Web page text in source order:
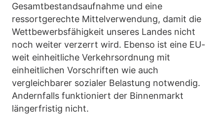
Gesamtbestandsaufnahme und eine
ressortgerechte Mittelverwendung, damit die
Wettbewerbsfähigkeit unseres Landes nicht
noch weiter verzerrt wird. Ebenso ist eine EU-
weit einheitliche Verkehrsordnung mit
einheitlichen Vorschriften wie auch
vergleichbarer sozialer Belastung notwendig.
Andernfalls funktioniert der Binnenmarkt
längerfristig nicht.